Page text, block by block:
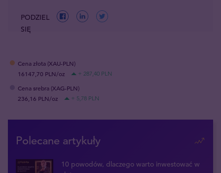
PODZIEL
SIĘ
Cena złota (XAU-PLN)
16147,70 PLN/oz
+ 287,40 PLN
Cena srebra (XAG-PLN)
236,16 PLN/oz
+ 5,78 PLN
Polecane artykuły
10 powodów, dlaczego warto inwestować w